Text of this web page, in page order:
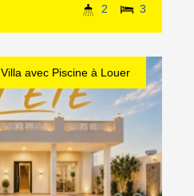
3
2
Villa avec Piscine à Louer